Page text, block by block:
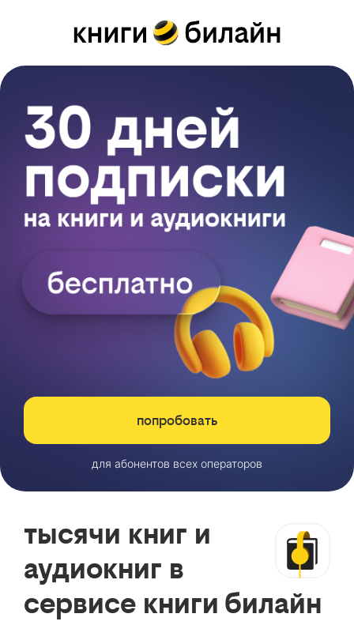
попробовать
для абонентов всех операторов
тысячи книг и
аудиокниг в
сервисе книги билайн